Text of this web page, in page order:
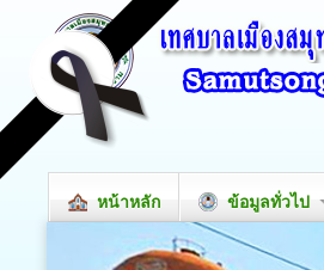
หน้าหลัก ข้อมูลทั่วไป